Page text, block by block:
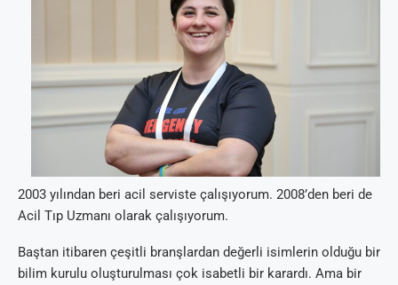
2003 yılından beri acil serviste çalışıyorum. 2008’den beri de
Acil Tıp Uzmanı olarak çalışıyorum.
Baştan itibaren çeşitli branşlardan değerli isimlerin olduğu bir
bilim kurulu oluşturulması çok isabetli bir karardı. Ama bir